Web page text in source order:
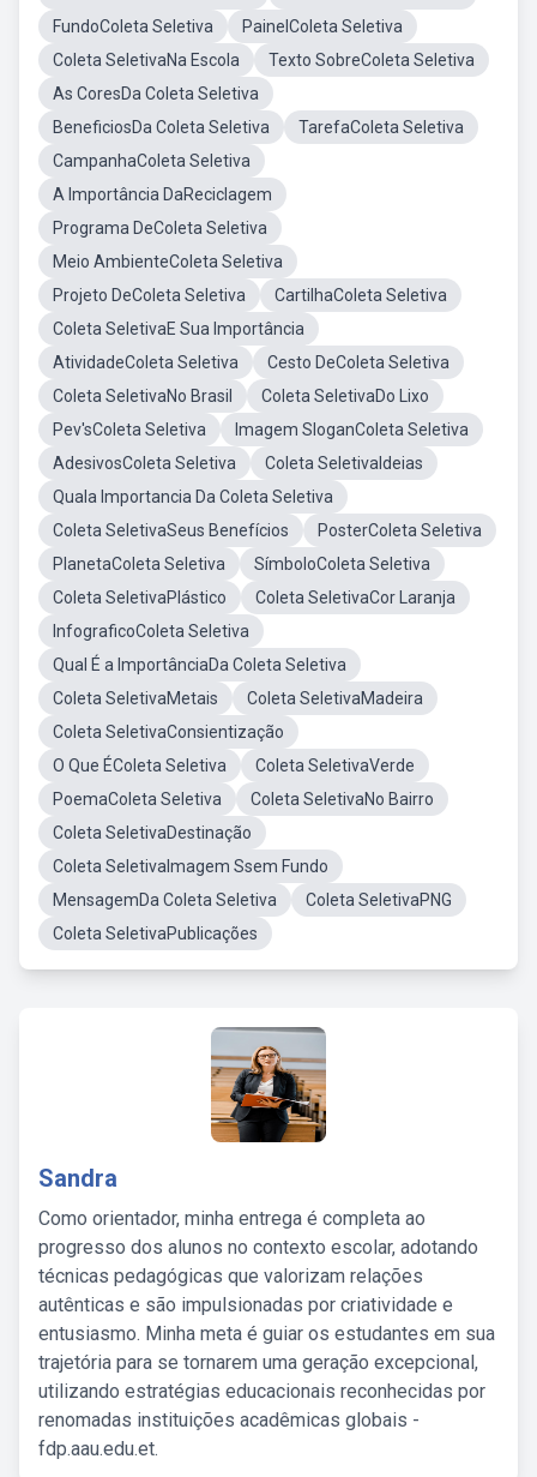
FundoColeta Seletiva
PainelColeta Seletiva
Coleta SeletivaNa Escola
Texto SobreColeta Seletiva
As CoresDa Coleta Seletiva
BeneficiosDa Coleta Seletiva
TarefaColeta Seletiva
CampanhaColeta Seletiva
A Importância DaReciclagem
Programa DeColeta Seletiva
Meio AmbienteColeta Seletiva
Projeto DeColeta Seletiva
CartilhaColeta Seletiva
Coleta SeletivaE Sua Importância
AtividadeColeta Seletiva
Cesto DeColeta Seletiva
Coleta SeletivaNo Brasil
Coleta SeletivaDo Lixo
Pev'sColeta Seletiva
Imagem SloganColeta Seletiva
AdesivosColeta Seletiva
Coleta SeletivaIdeias
Quala Importancia Da Coleta Seletiva
Coleta SeletivaSeus Benefícios
PosterColeta Seletiva
PlanetaColeta Seletiva
SímboloColeta Seletiva
Coleta SeletivaPlástico
Coleta SeletivaCor Laranja
InfograficoColeta Seletiva
Qual É a ImportânciaDa Coleta Seletiva
Coleta SeletivaMetais
Coleta SeletivaMadeira
Coleta SeletivaConsientização
O Que ÉColeta Seletiva
Coleta SeletivaVerde
PoemaColeta Seletiva
Coleta SeletivaNo Bairro
Coleta SeletivaDestinação
Coleta SeletivaImagem Ssem Fundo
MensagemDa Coleta Seletiva
Coleta SeletivaPNG
Coleta SeletivaPublicações
Sandra
Como orientador, minha entrega é completa ao
progresso dos alunos no contexto escolar, adotando
técnicas pedagógicas que valorizam relações
autênticas e são impulsionadas por criatividade e
entusiasmo. Minha meta é guiar os estudantes em sua
trajetória para se tornarem uma geração excepcional,
utilizando estratégias educacionais reconhecidas por
renomadas instituições acadêmicas globais -
fdp.aau.edu.et.